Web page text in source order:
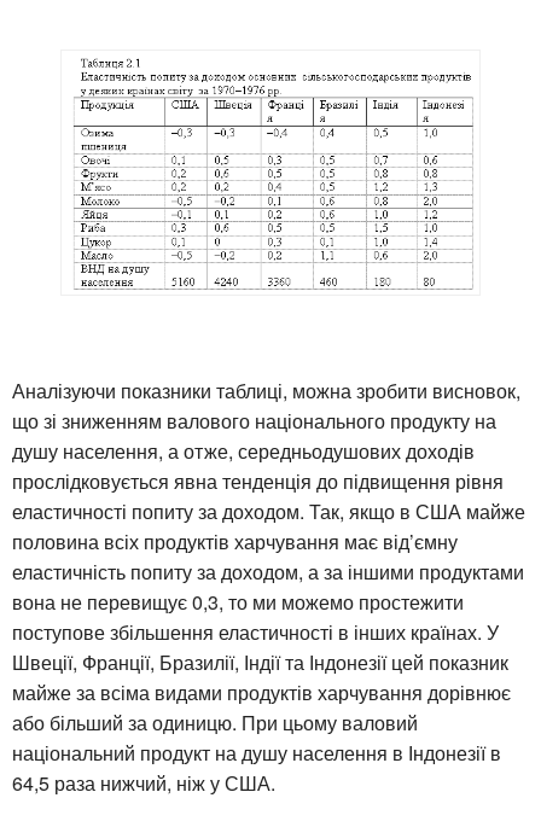
Аналізуючи показники таблиці, можна зробити висновок,
що зі зниженням валового національного продукту на
душу населення, а отже, середньодушових доходів
прослідковується явна тенденція до підвищення рівня
еластичності попиту за доходом. Так, якщо в США майже
половина всіх продуктів харчування має від’ємну
еластичність попиту за доходом, а за іншими продуктами
вона не перевищує 0,3, то ми можемо простежити
поступове збільшення еластичності в інших країнах. У
Швеції, Франції, Бразилії, Індії та Індонезії цей показник
майже за всіма видами продуктів харчування дорівнює
або більший за одиницю. При цьому валовий
національний продукт на душу населення в Індонезії в
64,5 раза нижчий, ніж у США.